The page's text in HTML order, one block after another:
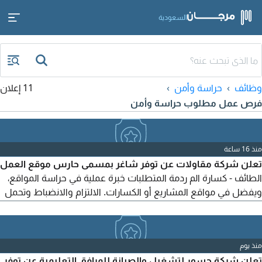
السعودية
وظائف
حراسة وأمن
فرص عمل مطلوب حراسة وأمن
11 إعلان
منذ 16 ساعة
تعلن شركة مقاولات عن توفر شاغر بمسمى حارس موقع العمل
الطائف - كسارة الم ردمة المتطلبات خبرة عملية في حراسة المواقع،
ويفضل في مواقع المشاريع أو الكسارات. الالتزام والانضباط وتحمل
منذ يوم